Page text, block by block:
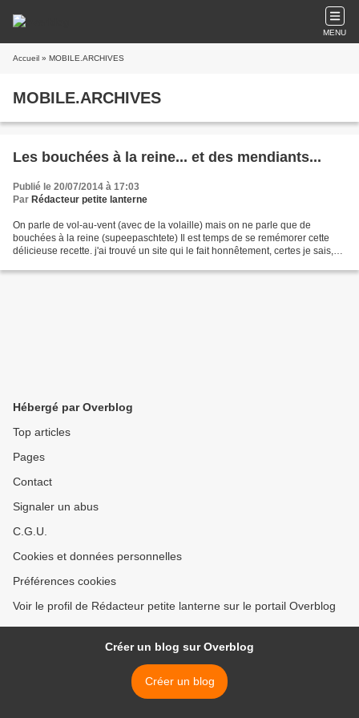
MENU
Accueil » MOBILE.ARCHIVES
MOBILE.ARCHIVES
Les bouchées à la reine... et des mendiants...
Publié le 20/07/2014 à 17:03
Par Rédacteur petite lanterne
On parle de vol-au-vent (avec de la volaille) mais on ne parle que de
bouchées à la reine (supeepaschtete) Il est temps de se remémorer cette
délicieuse recette. j'ai trouvé un site qui le fait honnêtement, certes je sais,
Hébergé par Overblog
Top articles
Pages
Contact
Signaler un abus
C.G.U.
Cookies et données personnelles
Préférences cookies
Voir le profil de Rédacteur petite lanterne sur le portail Overblog
Créer un blog sur Overblog
Créer un blog